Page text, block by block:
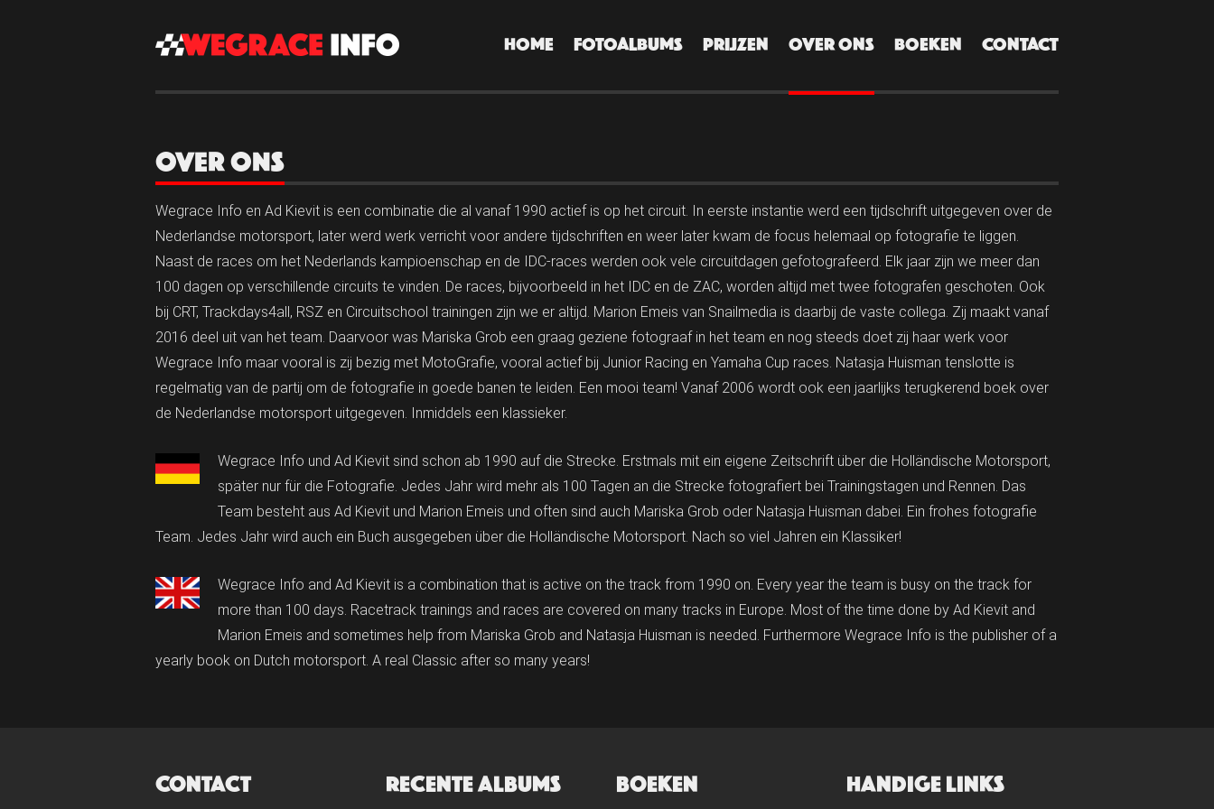
HOME FOTOALBUMS PRIJZEN OVER ONS BOEKEN CONTACT
OVER ONS
Wegrace Info en Ad Kievit is een combinatie die al vanaf 1990 actief is op het circuit. In eerste instantie werd een tijdschrift uitgegeven over de
Nederlandse motorsport, later werd werk verricht voor andere tijdschriften en weer later kwam de focus helemaal op fotografie te liggen.
Naast de races om het Nederlands kampioenschap en de IDC-races werden ook vele circuitdagen gefotografeerd. Elk jaar zijn we meer dan
100 dagen op verschillende circuits te vinden. De races, bijvoorbeeld in het IDC en de ZAC, worden altijd met twee fotografen geschoten. Ook
bij CRT, Trackdays4all, RSZ en Circuitschool trainingen zijn we er altijd. Marion Emeis van Snailmedia is daarbij de vaste collega. Zij maakt vanaf
2016 deel uit van het team. Daarvoor was Mariska Grob een graag geziene fotograaf in het team en nog steeds doet zij haar werk voor
Wegrace Info maar vooral is zij bezig met MotoGrafie, vooral actief bij Junior Racing en Yamaha Cup races. Natasja Huisman tenslotte is
regelmatig van de partij om de fotografie in goede banen te leiden. Een mooi team! Vanaf 2006 wordt ook een jaarlijks terugkerend boek over
de Nederlandse motorsport uitgegeven. Inmiddels een klassieker.
Wegrace Info und Ad Kievit sind schon ab 1990 auf die Strecke. Erstmals mit ein eigene Zeitschrift über die Holländische Motorsport,
später nur für die Fotografie. Jedes Jahr wird mehr als 100 Tagen an die Strecke fotografiert bei Trainingstagen und Rennen. Das
Team besteht aus Ad Kievit und Marion Emeis und often sind auch Mariska Grob oder Natasja Huisman dabei. Ein frohes fotografie
Team. Jedes Jahr wird auch ein Buch ausgegeben über die Holländische Motorsport. Nach so viel Jahren ein Klassiker!
Wegrace Info and Ad Kievit is a combination that is active on the track from 1990 on. Every year the team is busy on the track for
more than 100 days. Racetrack trainings and races are covered on many tracks in Europe. Most of the time done by Ad Kievit and
Marion Emeis and sometimes help from Mariska Grob and Natasja Huisman is needed. Furthermore Wegrace Info is the publisher of a
yearly book on Dutch motorsport. A real Classic after so many years!
CONTACT RECENTE ALBUMS BOEKEN HANDIGE LINKS